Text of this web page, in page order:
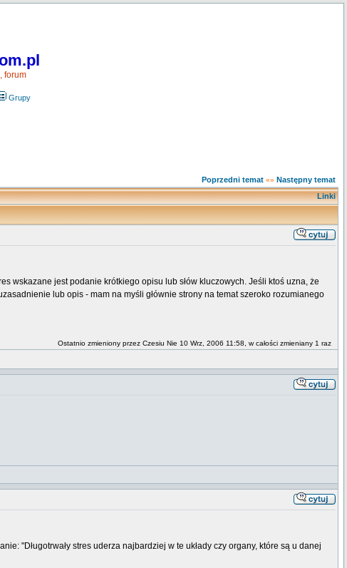
forum
Grupy
Poprzedni temat «» Następny temat
Linki
wskazane jest podanie krótkiego opisu lub słów kluczowych. Jeśli ktoś uzna, że
lub opis - mam na myśli głównie strony na temat szeroko rozumianego
Ostatnio zmieniony przez Czesiu Nie 10 Wrz, 2006 11:58, w całości zmieniany 1 raz
"Długotrwały stres uderza najbardziej w te układy czy organy, które są u danej